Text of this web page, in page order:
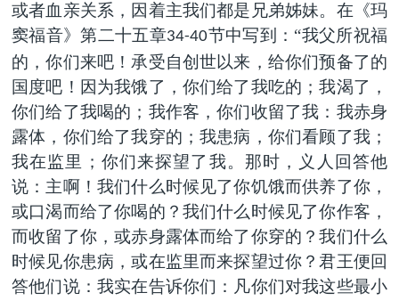
或者血亲关系，因着主我们都是兄弟姊妹。在《玛
窦福音》第二十五章34-40节中写到：“我父所祝福
的，你们来吧！承受自创世以来，给你们预备了的
国度吧！因为我饿了，你们给了我吃的；我渴了，
你们给了我喝的；我作客，你们收留了我：我赤身
露体，你们给了我穿的；我患病，你们看顾了我；
我在监里；你们来探望了我。那时，义人回答他
说：主啊！我们什么时候见了你饥饿而供养了你，
或口渴而给了你喝的？我们什么时候见了你作客，
而收留了你，或赤身露体而给了你穿的？我们什么
时候见你患病，或在监里而来探望过你？君王便回
答他们说：我实在告诉你们：凡你们对我这些最小